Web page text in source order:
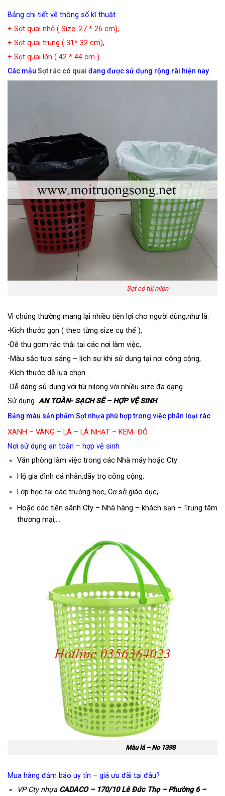
Bảng chi tiết về thông số kĩ thuật
+ Sọt quai nhỏ ( Size: 27 * 26 cm),
+ Sọt quai trung ( 31* 32 cm),
+ Sọt quai lớn ( 42 * 44 cm ).
Các mẫu Sọt rác có quai đang được sử dụng rộng rãi hiện nay
Sọt có túi nilon
Vì chúng thường mang lại nhiều tiện lợi cho người dùng,như là:
-Kích thước gọn ( theo từng size cụ thể ),
-Dễ thu gom rác thải tại các nơi làm việc,
-Màu sắc tươi sáng – lịch sự khi sử dụng tại nơi công cộng,
-Kích thước dễ lựa chọn
-Dễ dàng sử dụng với túi nilong với nhiều size đa dạng.
Sử dụng AN TOÀN- SẠCH SẼ – HỢP VỆ SINH
Bảng màu sản phẩm Sọt nhựa phù hợp trong việc phân loại rác
XANH – VÀNG – LÁ – LÁ NHẠT – KEM- ĐỎ
Nơi sử dụng an toàn – hợp vệ sinh
Văn phòng làm việc trong các Nhà máy hoặc Cty
Hộ gia đình cá nhân,dãy trọ công cộng,
Lớp học tại các trường học, Cơ sở giáo dục,
Hoặc các tiền sãnh Cty – Nhà hàng – khách sạn – Trung tâm
thương mại,….
Màu lá – No 1398
Mua hàng đảm bảo uy tín – giá ưu đãi tại đâu?
VP Cty nhựa CADACO – 170/10 Lê Đức Thọ – Phường 6 –